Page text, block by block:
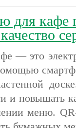
для кафе
— это
и повышать
меню.